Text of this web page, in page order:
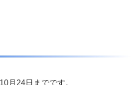
月24日までです。